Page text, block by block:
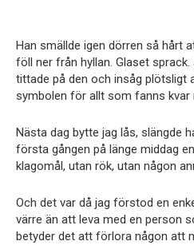
Han smällde igen dörren så hårt
föll ner från hyllan. Glaset sprack.
tittade på den och insåg plötsligt
symbolen för allt som fanns kvar
Nästa dag bytte jag lås, slängde
första gången på länge middag
klagomål, utan rök, utan någon
Och det var då jag förstod en
värre än att leva med en person
betyder det att förlora någon att